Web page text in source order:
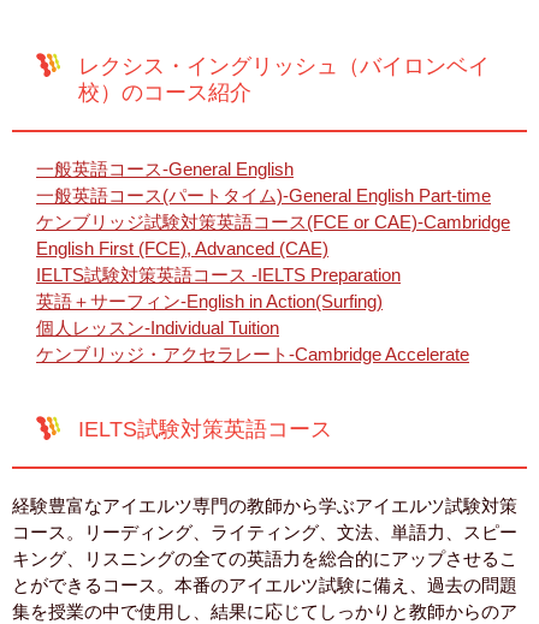
レクシス・イングリッシュ（バイロンベイ
校）のコース紹介
一般英語コース-General English
一般英語コース(パートタイム)-General English Part-time
ケンブリッジ試験対策英語コース(FCE or CAE)-Cambridge
English First (FCE), Advanced (CAE)
IELTS試験対策英語コース -IELTS Preparation
英語＋サーフィン-English in Action(Surfing)
個人レッスン-Individual Tuition
ケンブリッジ・アクセラレート-Cambridge Accelerate
IELTS試験対策英語コース
経験豊富なアイエルツ専門の教師から学ぶアイエルツ試験対策
コース。リーディング、ライティング、文法、単語力、スピー
キング、リスニングの全ての英語力を総合的にアップさせるこ
とができるコース。本番のアイエルツ試験に備え、過去の問題
集を授業の中で使用し、結果に応じてしっかりと教師からのア